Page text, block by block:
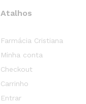
Atalhos
Farmácia Cristiana
Minha conta
Checkout
Carrinho
Entrar